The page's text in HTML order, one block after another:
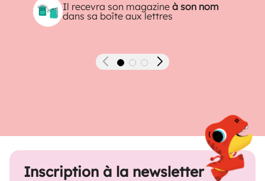
Il recevra son magazineà son nom
dans sa boîte aux lettres
Précédent Suivant
Inscription à la newsletter